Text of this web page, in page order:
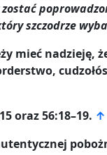
szczodrze
mieć nadzieję,
oraz 56:18–19. ↑